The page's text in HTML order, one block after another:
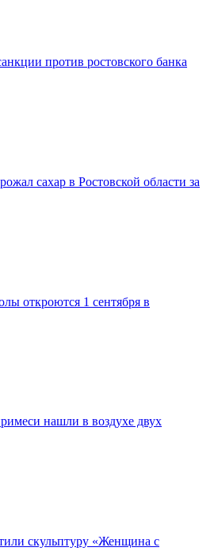
против ростовского банка
сахар в Ростовской области за
откроются 1 сентября в
нашли в воздухе двух
скульптуру «Женщина с